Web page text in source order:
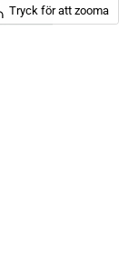
Tryck för att zooma